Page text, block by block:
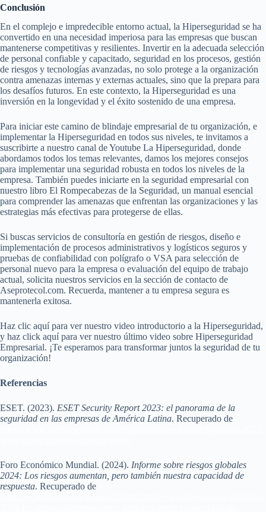
Conclusión
En el complejo e impredecible entorno actual, la Hiperseguridad se ha
convertido en una necesidad imperiosa para las empresas que buscan
mantenerse competitivas y resilientes. Invertir en la adecuada selección
de personal confiable y capacitado, seguridad en los procesos, gestión
de riesgos y tecnologías avanzadas, no solo protege a la organización
contra amenazas internas y externas actuales, sino que la prepara para
los desafíos futuros. En este contexto, la Hiperseguridad es una
inversión en la longevidad y el éxito sostenido de una empresa.
Para iniciar este camino de blindaje empresarial de tu organización, e
implementar la Hiperseguridad en todos sus niveles, te invitamos a
suscribirte a nuestro canal de Youtube La Hiperseguridad, donde
abordamos todos los temas relevantes, damos los mejores consejos
para implementar una seguridad robusta en todos los niveles de la
empresa. También puedes iniciarte en la seguridad empresarial con
nuestro libro El Rompecabezas de la Seguridad, un manual esencial
para comprender las amenazas que enfrentan las organizaciones y las
estrategias más efectivas para protegerse de ellas.
Si buscas servicios de consultoría en gestión de riesgos, diseño e
implementación de procesos administrativos y logísticos seguros y
pruebas de confiabilidad con polígrafo o VSA para selección de
personal nuevo para la empresa o evaluación del equipo de trabajo
actual, solicita nuestros servicios en la sección de contacto de
Aseprotecol.com. Recuerda, mantener a tu empresa segura es
mantenerla exitosa.
Haz clic aquí para ver nuestro video introductorio a la Hiperseguridad,
y haz click aquí para ver nuestro último video sobre Hiperseguridad
Empresarial. ¡Te esperamos para transformar juntos la seguridad de tu
organización!
Referencias
ESET. (2023). ESET Security Report 2023: el panorama de la
seguridad en las empresas de América Latina. Recuperado de
Foro Económico Mundial. (2024). Informe sobre riesgos globales
2024: Los riesgos aumentan, pero también nuestra capacidad de
respuesta. Recuperado de